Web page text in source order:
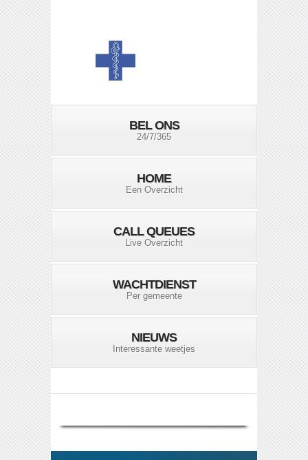
BEL ONS
24/7/365
HOME
Een Overzicht
CALL QUEUES
Live Overzicht
WACHTDIENST
Per gemeente
NIEUWS
Interessante weetjes